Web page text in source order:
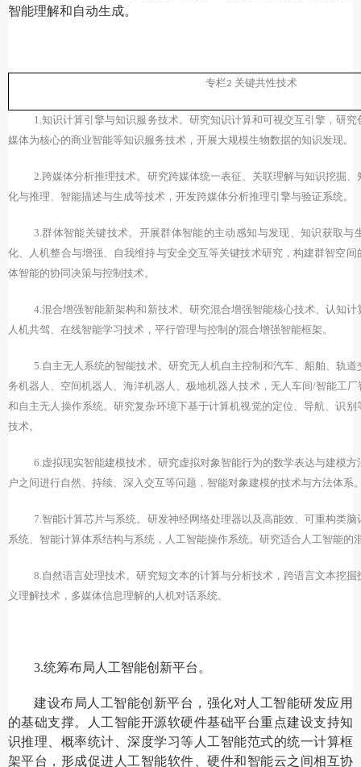
智能理解和自动生成。
专栏2 关键共性技术
1.知识计算引擎与知识服务技术。研究知识计算和可视交互引擎，研
媒体为核心的商业智能等知识服务技术，开展大规模生物数据的知识发现。
2.跨媒体分析推理技术。研究跨媒体统一表征、关联理解与知识挖掘
化与推理、智能描述与生成等技术，开发跨媒体分析推理引擎与验证系统。
3.群体智能关键技术。开展群体智能的主动感知与发现、知识获取与
化、人机整合与增强、自我维持与安全交互等关键技术研究，构建群智空
体智能的协同决策与控制技术。
4.混合增强智能新架构和新技术。研究混合增强智能核心技术、认知
人机共驾、在线智能学习技术，平行管理与控制的混合增强智能框架。
5.自主无人系统的智能技术。研究无人机自主控制和汽车、船舶、轨
务机器人、空间机器人、海洋机器人、极地机器人技术，无人车间/智能工厂
和自主无人操作系统。研究复杂环境下基于计算机视觉的定位、导航、识
技术。
6.虚拟现实智能建模技术。研究虚拟对象智能行为的数学表达与建模
户之间进行自然、持续、深入交互等问题，智能对象建模的技术与方法体系
7.智能计算芯片与系统。研发神经网络处理器以及高能效、可重构类
系统、智能计算体系结构与系统，人工智能操作系统。研究适合人工智能的
8.自然语言处理技术。研究短文本的计算与分析技术，跨语言文本挖
义理解技术，多媒体信息理解的人机对话系统。
3.统筹布局人工智能创新平台。
建设布局人工智能创新平台，强化对人工智能研发应用
的基础支撑。人工智能开源软硬件基础平台重点建设支持知
识推理、概率统计、深度学习等人工智能范式的统一计算框
架平台，形成促进人工智能软件、硬件和智能云之间相互协